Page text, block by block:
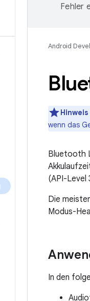
Fehler
Android
Hinweis
wenn das
Bluetooth
(API-Level
Die
Modus-
In den